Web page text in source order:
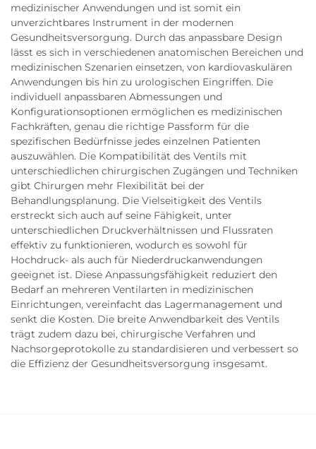
medizinischer Anwendungen und ist somit ein
unverzichtbares Instrument in der modernen
Gesundheitsversorgung. Durch das anpassbare Design
lässt es sich in verschiedenen anatomischen Bereichen und
medizinischen Szenarien einsetzen, von kardiovaskulären
Anwendungen bis hin zu urologischen Eingriffen. Die
individuell anpassbaren Abmessungen und
Konfigurationsoptionen ermöglichen es medizinischen
Fachkräften, genau die richtige Passform für die
spezifischen Bedürfnisse jedes einzelnen Patienten
auszuwählen. Die Kompatibilität des Ventils mit
unterschiedlichen chirurgischen Zugängen und Techniken
gibt Chirurgen mehr Flexibilität bei der
Behandlungsplanung. Die Vielseitigkeit des Ventils
erstreckt sich auch auf seine Fähigkeit, unter
unterschiedlichen Druckverhältnissen und Flussraten
effektiv zu funktionieren, wodurch es sowohl für
Hochdruck- als auch für Niederdruckanwendungen
geeignet ist. Diese Anpassungsfähigkeit reduziert den
Bedarf an mehreren Ventilarten in medizinischen
Einrichtungen, vereinfacht das Lagermanagement und
senkt die Kosten. Die breite Anwendbarkeit des Ventils
trägt zudem dazu bei, chirurgische Verfahren und
Nachsorgeprotokolle zu standardisieren und verbessert so
die Effizienz der Gesundheitsversorgung insgesamt.